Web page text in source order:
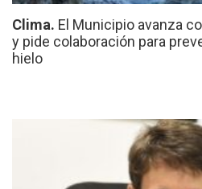
Clima. El Municipio avanza
y pide colaboración para
hielo